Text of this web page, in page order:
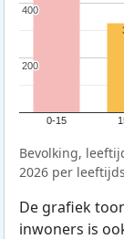
0-15
200
200
400
400
Bevolking,
2026 per
De grafiek
inwoners is